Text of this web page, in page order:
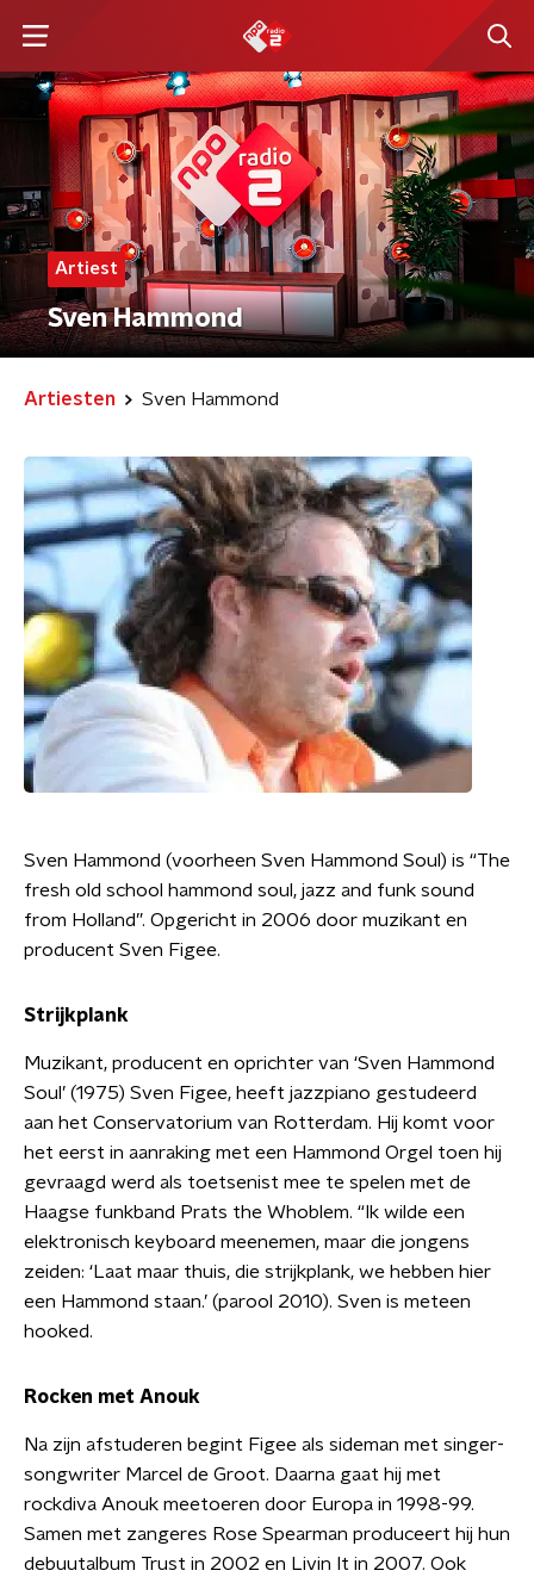
Artiest
Sven Hammond
Artiesten Sven Hammond
Sven Hammond (voorheen Sven Hammond Soul) is “The
fresh old school hammond soul, jazz and funk sound
from Holland”. Opgericht in 2006 door muzikant en
producent Sven Figee.
Strijkplank
Muzikant, producent en oprichter van ‘Sven Hammond
Soul’ (1975) Sven Figee, heeft jazzpiano gestudeerd
aan het Conservatorium van Rotterdam. Hij komt voor
het eerst in aanraking met een Hammond Orgel toen hij
gevraagd werd als toetsenist mee te spelen met de
Haagse funkband Prats the Whoblem. “Ik wilde een
elektronisch keyboard meenemen, maar die jongens
zeiden: ‘Laat maar thuis, die strijkplank, we hebben hier
een Hammond staan.’ (parool 2010). Sven is meteen
hooked.
Rocken met Anouk
Na zijn afstuderen begint Figee als sideman met singer-
songwriter Marcel de Groot. Daarna gaat hij met
rockdiva Anouk meetoeren door Europa in 1998-99.
Samen met zangeres Rose Spearman produceert hij hun
debuutalbum Trust in 2002 en Livin It in 2007. Ook